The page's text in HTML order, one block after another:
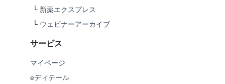
└ 新薬エクスプレス
└ ウェビナーアーカイブ
サービス
マイページ
eディテール